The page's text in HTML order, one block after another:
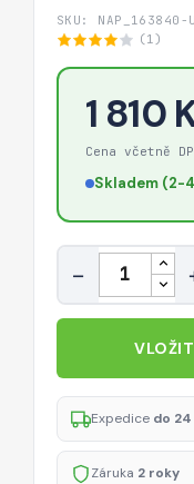
SKU: NAP_163840-
(1)
1 810
Cena včetně
Skladem (2-
Množství
−
Expedice do 24
Záruka 2 roky